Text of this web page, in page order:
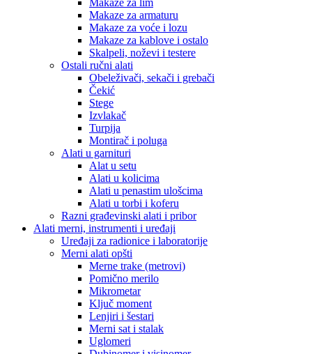
Makaze za lim
Makaze za armaturu
Makaze za voće i lozu
Makaze za kablove i ostalo
Skalpeli, noževi i testere
Ostali ručni alati
Obeleživači, sekači i grebači
Čekić
Stege
Izvlakač
Turpija
Montirač i poluga
Alati u garnituri
Alat u setu
Alati u kolicima
Alati u penastim ulošcima
Alati u torbi i koferu
Razni građevinski alati i pribor
Alati merni, instrumenti i uređaji
Uređaji za radionice i laboratorije
Merni alati opšti
Merne trake (metrovi)
Pomično merilo
Mikrometar
Ključ moment
Lenjiri i šestari
Merni sat i stalak
Uglomeri